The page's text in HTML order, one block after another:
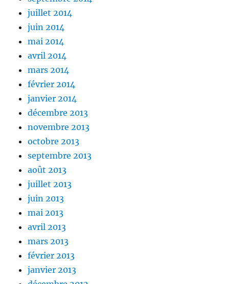
juillet 2014
juin 2014
mai 2014
avril 2014
mars 2014
février 2014
janvier 2014
décembre 2013
novembre 2013
octobre 2013
septembre 2013
août 2013
juillet 2013
juin 2013
mai 2013
avril 2013
mars 2013
février 2013
janvier 2013